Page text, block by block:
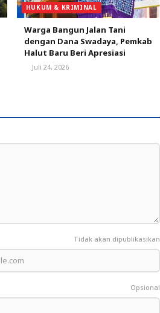
HUKUM & KRIMINAL
Warga Bangun Jalan Tani
dengan Dana Swadaya, Pemkab
Halut Baru Beri Apresiasi
Juli 24, 2026
Tidak akan dipublikasikan
Opsional